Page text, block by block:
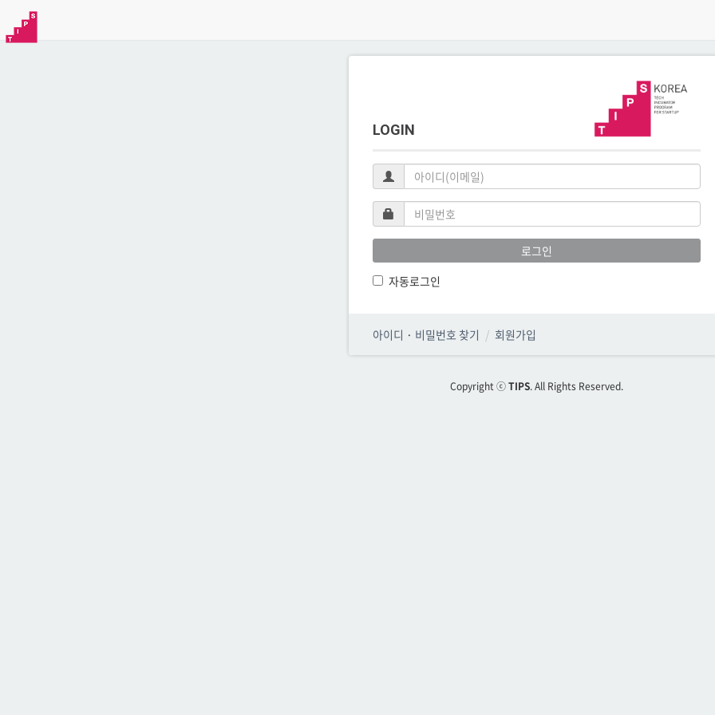
LOGIN
이
디
(이
메
일)
밀
번
호
로그인
자동로그인
아이디 · 비밀번호 찾기 회원가입
Copyright ⓒTIPS. All Rights Reserved.